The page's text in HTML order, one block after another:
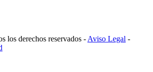
los derechos reservados - Aviso Legal -